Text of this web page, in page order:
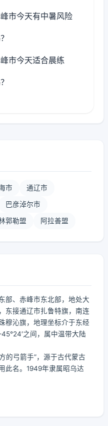
市今天有中暑风险
市今天适合晨练
市 通辽市
巴彦淖尔市
郭勒盟 阿拉善盟
部、赤峰市东北部，地处大
东接通辽市扎鲁特旗，南连
穆沁旗，地理坐标介于东经
之间，属中温带大陆
的弓箭手”，源于古代蒙古
此名。1949年隶属昭乌达